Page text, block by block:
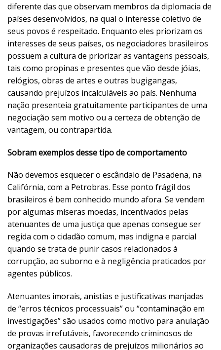
diferente das que observam membros da diplomacia de
países desenvolvidos, na qual o interesse coletivo de
seus povos é respeitado. Enquanto eles priorizam os
interesses de seus países, os negociadores brasileiros
possuem a cultura de priorizar as vantagens pessoais,
tais como propinas e presentes que vão desde jóias,
relógios, obras de artes e outras bugigangas,
causando prejuízos incalculáveis ao país. Nenhuma
nação presenteia gratuitamente participantes de uma
negociação sem motivo ou a certeza de obtenção de
vantagem, ou contrapartida.
Sobram exemplos desse tipo de comportamento
Não devemos esquecer o escândalo de Pasadena, na
Califórnia, com a Petrobras. Esse ponto frágil dos
brasileiros é bem conhecido mundo afora. Se vendem
por algumas míseras moedas, incentivados pelas
atenuantes de uma justiça que apenas consegue ser
regida com o cidadão comum, mas indigna e parcial
quando se trata de punir casos relacionados à
corrupção, ao suborno e à negligência praticados por
agentes públicos.
Atenuantes imorais, anistias e justificativas manjadas
de “erros técnicos processuais” ou “contaminação em
investigações” são usados como motivo para anulação
de provas irrefutáveis, favorecendo criminosos de
organizações causadoras de prejuízos milionários ao